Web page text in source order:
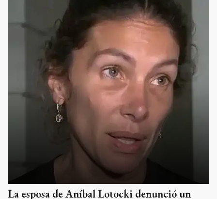
La esposa de Aníbal Lotocki denunció un